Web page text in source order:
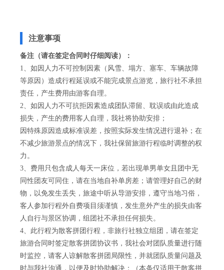
注意事项
备注（请在签定合同时仔细阅读）：
1、如因人力不可控制因素（风雪、塌方、塞车、车辆故障
等原因）造成行程延误或不能完成景点游览，旅行社不承担
责任，产生费用由游客自理。
2、如因人力不可抗拒因素造成团队滞留、耽误或由此造成
损失，产生的费用客人自理，我社将协助安排；
因特殊原因造成标准误差，按照实际发生情况进行退补；在
不减少旅游景点的情况下，我社保留旅游行程临时调整的权
力。
3、费用只包含成人每天一床位，若出现单男单女且团中无
同性团友可同住，请在当地自补单房差；请管理好自己的财
物，以免发生丢失，旅途中听从导游安排，遵守当地习俗，
客人参加行程外自费项目须谨慎，发生意外产生的损失由客
人自行与景区协调，组团社不承担任何损失。
4、此行程为散客拼团行程，非旅行社独立组团，请在签定
旅游合同时签定散客拼团协议书，我社会对团队质量进行随
时监控，请客人谅解散客拼团局限性，并就团队质量问题及
时与我社沟通，以便及时协助解决；（本条仅适用于散客拼